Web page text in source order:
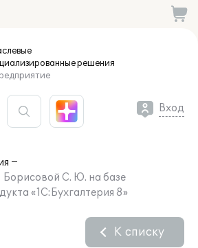
решения
Вход
С. Ю. на базе
«1С:Бухгалтерия 8»
К списку